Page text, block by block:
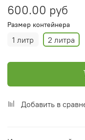
600.00 руб
Размер контейнера
1 литр 2 литра
Добавить в